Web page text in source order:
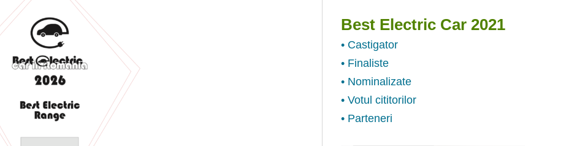
Best Electric Car 2021
• Castigator
• Finaliste
• Nominalizate
• Votul cititorilor
• Parteneri